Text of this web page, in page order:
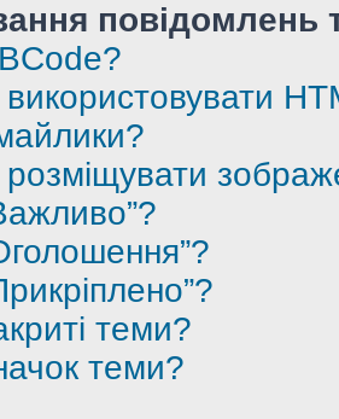
повідомлень
теми?
теми?